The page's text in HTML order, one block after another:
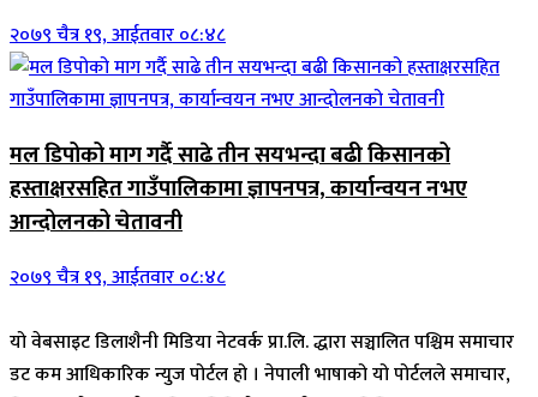
२०७९ चैत्र १९, आईतवार ०८:४८
मल डिपोको माग गर्दै साढे तीन सयभन्दा बढी किसानको
हस्ताक्षरसहित गाउँपालिकामा ज्ञापनपत्र, कार्यान्वयन नभए
आन्दोलनको चेतावनी
२०७९ चैत्र १९, आईतवार ०८:४८
यो वेबसाइट डिलाशैनी मिडिया नेटवर्क प्रा.लि. द्धारा सञ्चालित पश्चिम समाचार
डट कम आधिकारिक न्युज पोर्टल हो । नेपाली भाषाको यो पोर्टलले समाचार,